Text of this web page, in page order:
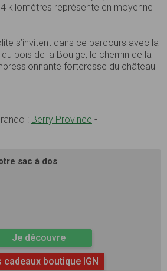
kilomètres représente en moyenne
s’invitent dans ce parcours avec la
bois de la Bouige, le chemin de la
forteresse du château
: Berry Province -
sac à dos
Je découvre
cadeaux boutique IGN